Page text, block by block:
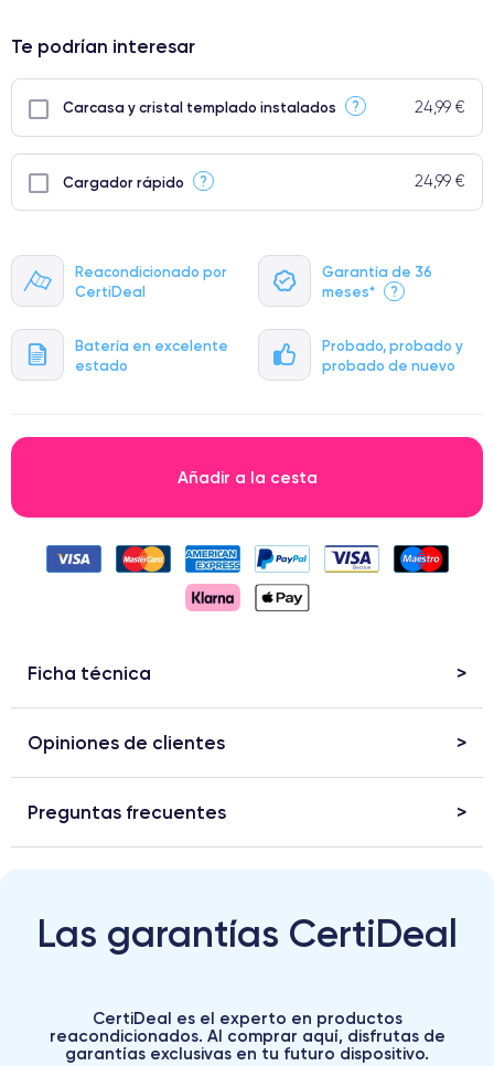
Reacondicionado por
CertiDeal
Garantía de 36
meses*
?
Batería en excelente
estado
Probado, probado y
probado de nuevo
Te podrían interesar
Carcasa y cristal templado instalados ? 24,99 €
Cargador rápido ? 24,99 €
Añadir a la cesta
Ficha técnica
Opiniones de clientes
Preguntas frecuentes
Las garantías CertiDeal
CertiDeal es el experto en productos
reacondicionados. Al comprar aquí, disfrutas de
garantías exclusivas en tu futuro dispositivo.